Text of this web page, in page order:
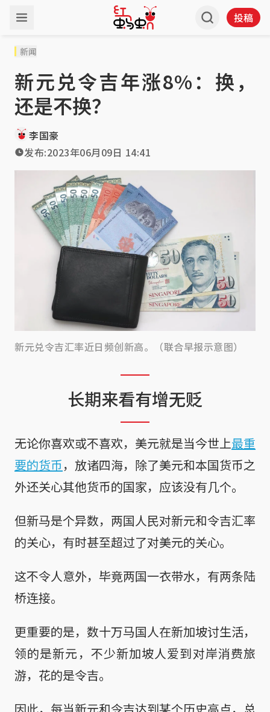
投稿
新闻
新元兑令吉年涨8%：换，
还是不换？
李国豪
发布:2023年06月09日 14:41
新元兑令吉汇率近日频创新高。（联合早报示意图）
长期来看有增无贬
无论你喜欢或不喜欢，美元就是当今世上最重
要的货币，放诸四海，除了美元和本国货币之
外还关心其他货币的国家，应该没有几个。
但新马是个异数，两国人民对新元和令吉汇率
的关心，有时甚至超过了对美元的关心。
这不令人意外，毕竟两国一衣带水，有两条陆
桥连接。
更重要的是，数十万马国人在新加坡讨生活，
领的是新元，不少新加坡人爱到对岸消费旅
游，花的是令吉。